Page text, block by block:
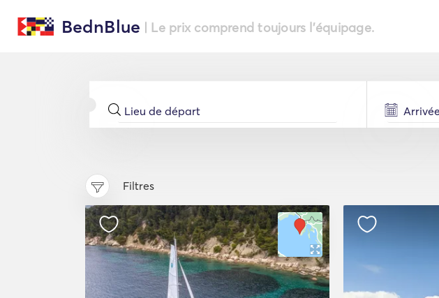
BednBlue | Le prix comprend toujours l'équipage.
Filtres